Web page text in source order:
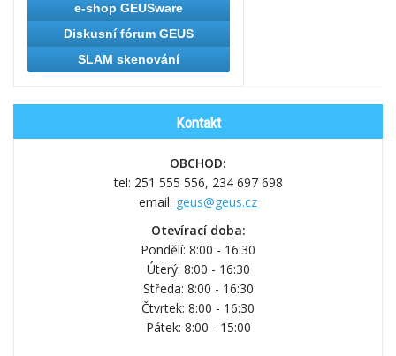
e-shop GEUSware
Diskusní fórum GEUS
SLAM skenování
Kontakt
OBCHOD:
tel: 251 555 556, 234 697 698
email: geus@geus.cz
Otevírací doba:
Pondělí: 8:00 - 16:30
Úterý: 8:00 - 16:30
Středa: 8:00 - 16:30
Čtvrtek: 8:00 - 16:30
Pátek: 8:00 - 15:00